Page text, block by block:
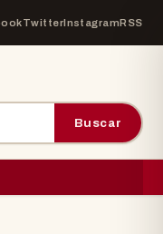
TwitterInstagramRSS
Buscar